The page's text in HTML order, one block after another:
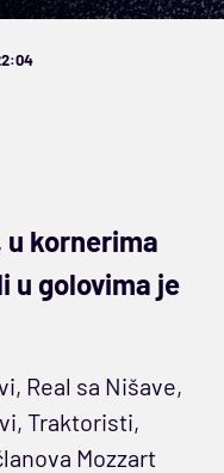
u kornerima
u golovima je
Real sa Nišave,
Traktoristi,
Mozzart